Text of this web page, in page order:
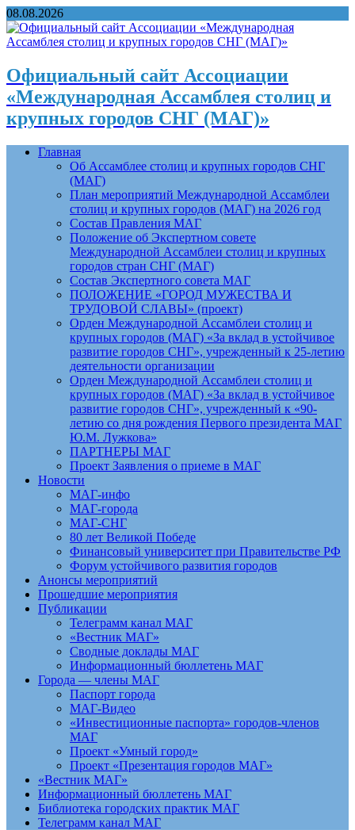
08.08.2026
Официальный сайт Ассоциации
«Международная Ассамблея столиц и
крупных городов СНГ (МАГ)»
Главная
Об Ассамблее столиц и крупных городов СНГ
(МАГ)
План мероприятий Международной Ассамблеи
столиц и крупных городов (МАГ) на 2026 год
Состав Правления МАГ
Положение об Экспертном совете
Международной Ассамблеи столиц и крупных
городов стран СНГ (МАГ)
Состав Экспертного совета МАГ
ПОЛОЖЕНИЕ «ГОРОД МУЖЕСТВА И
ТРУДОВОЙ СЛАВЫ» (проект)
Орден Международной Ассамблеи столиц и
крупных городов (МАГ) «За вклад в устойчивое
развитие городов СНГ», учрежденный к 25-летию
деятельности организации
Орден Международной Ассамблеи столиц и
крупных городов (МАГ) «За вклад в устойчивое
развитие городов СНГ», учрежденный к «90-
летию со дня рождения Первого президента МАГ
Ю.М. Лужкова»
ПАРТНЕРЫ МАГ
Проект Заявления о приеме в МАГ
Новости
МАГ-инфо
МАГ-города
МАГ-СНГ
80 лет Великой Победе
Финансовый университет при Правительстве РФ
Форум устойчивого развития городов
Анонсы мероприятий
Прошедшие мероприятия
Публикации
Телеграмм канал МАГ
«Вестник МАГ»
Сводные доклады МАГ
Информационный бюллетень МАГ
Города — члены МАГ
Паспорт города
МАГ-Видео
«Инвестиционные паспорта» городов-членов
МАГ
Проект «Умный город»
Проект «Презентация городов МАГ»
«Вестник МАГ»
Информационный бюллетень МАГ
Библиотека городских практик МАГ
Телеграмм канал МАГ